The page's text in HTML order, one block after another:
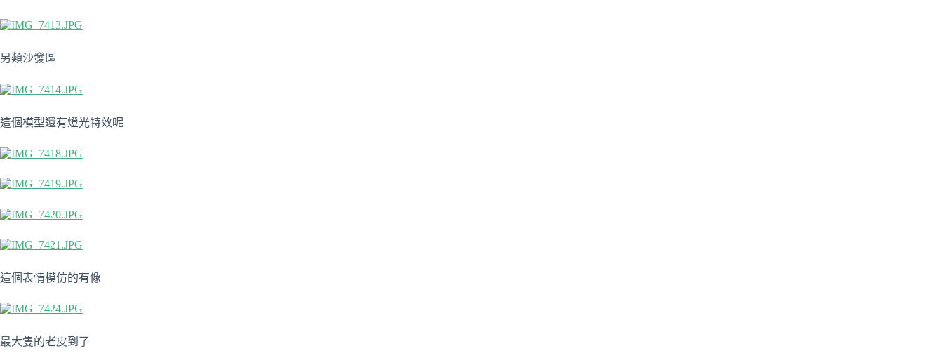
另類沙發區
這個模型還有燈光特效呢
這個表情模仿的有像
最大隻的老皮到了